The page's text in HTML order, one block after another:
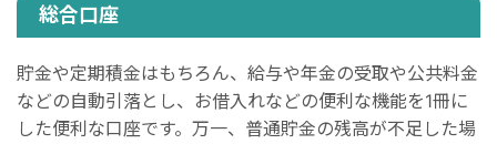
総合口座
貯金や定期積金はもちろん、給与や年金の受取や公共料金
などの自動引落とし、お借入れなどの便利な機能を1冊に
した便利な口座です。万一、普通貯金の残高が不足した場